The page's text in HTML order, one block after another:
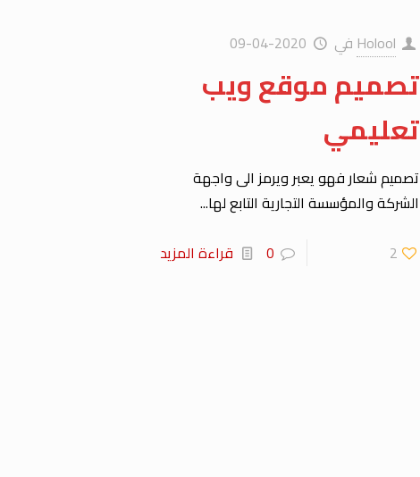
Holool في 2020-04-09
تصميم موقع ويب
تعليمي
تصميم شعار فهو يعبر ويرمز الى واجهة
الشركة والمؤسسة التجارية التابع لها...
2
0 قراءة المزيد